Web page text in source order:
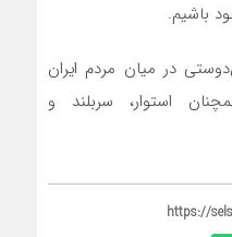
باشیم.
در میان مردم ایران
استوار، سربلند و
https://